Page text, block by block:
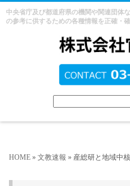
中央省庁及び都道府県の機関や関連団体
の参考に供するための各種情報を正確・
HOME » 文教速報 » 産総研と地域中